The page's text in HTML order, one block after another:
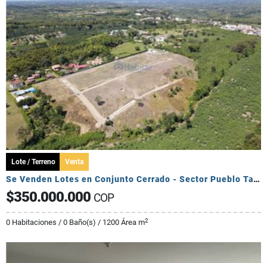
Lote / Terreno Venta
Se Venden Lotes en Conjunto Cerrado - Sector Pueblo Tapado
$350.000.000 COP
0 Habitaciones / 0 Baño(s) / 1200 Área m2